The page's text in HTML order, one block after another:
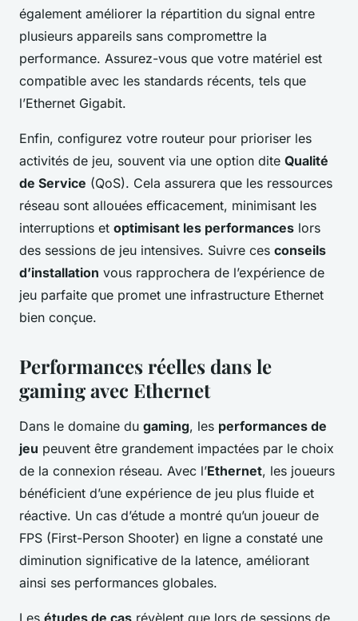
également améliorer la répartition du signal entre
plusieurs appareils sans compromettre la
performance. Assurez-vous que votre matériel est
compatible avec les standards récents, tels que
l’Ethernet Gigabit.
Enfin, configurez votre routeur pour prioriser les
activités de jeu, souvent via une option dite Qualité
de Service (QoS). Cela assurera que les ressources
réseau sont allouées efficacement, minimisant les
interruptions et optimisant les performances lors
des sessions de jeu intensives. Suivre ces conseils
d’installation vous rapprochera de l’expérience de
jeu parfaite que promet une infrastructure Ethernet
bien conçue.
Performances réelles dans le
gaming avec Ethernet
Dans le domaine du gaming, les performances de
jeu peuvent être grandement impactées par le choix
de la connexion réseau. Avec l’Ethernet, les joueurs
bénéficient d’une expérience de jeu plus fluide et
réactive. Un cas d’étude a montré qu’un joueur de
FPS (First-Person Shooter) en ligne a constaté une
diminution significative de la latence, améliorant
ainsi ses performances globales.
Les études de cas révèlent que lors de sessions de